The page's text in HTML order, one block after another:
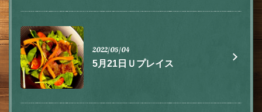
2022/05/04
5月21日Ｕプレイス
この店舗情報をシェアする